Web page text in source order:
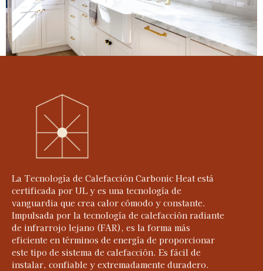
La Tecnología de Calefacción Carbonic Heat está
certificada por UL y es una tecnología de
vanguardia que crea calor cómodo y constante.
Impulsada por la tecnología de calefacción radiante
de infrarrojo lejano (FAR), es la forma más
eficiente en términos de energía de proporcionar
este tipo de sistema de calefacción. Es fácil de
instalar, confiable y extremadamente duradero.